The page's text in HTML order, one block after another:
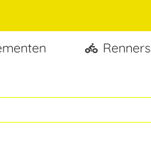
Renners